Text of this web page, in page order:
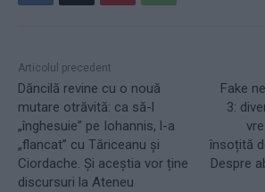
Articolul precedent
Dăncilă revine cu o nouă
mutare otrăvită: ca să-l
„înghesuie” pe Iohannis, l-a
„flancat” cu Tăriceanu şi
Ciordache. Și aceştia vor ține
discursuri la Ateneu
Fake
3:
însoțită
Despre